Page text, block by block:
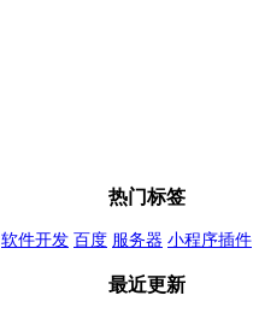
热门标签
软件开发 百度 服务器 小程序插件
最近更新